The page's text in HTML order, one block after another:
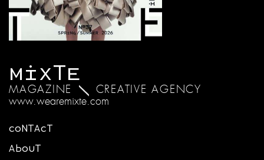
MIXTE
MAGAZINE
CREATIVE AGENCY
www.wearemixte.com
CONTACT
ABOUT